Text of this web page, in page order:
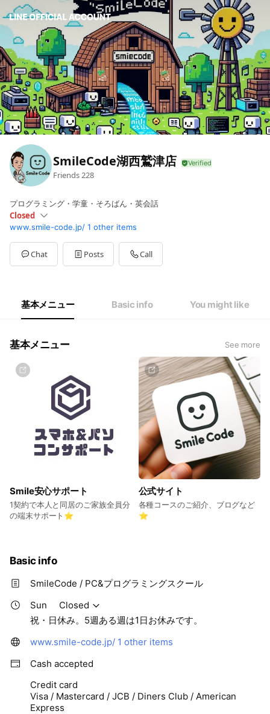
SmileCode湖西鷲津店
Friends228
プログラミング・学童・そろばん・英会話
Closed
SunClosed
Mon10:00 - 18:00
Tue10:00 - 20:00
Wed10:00 - 18:00
10:00 - 18:00
祝・日休み。5週ある週は1日お休みです。
www.smile-code.jp/ 1 other items
Chat Posts Call
基本メニュー Basic info You might like
基本メニュー See more
Smile安心サポート
1契約で本人と同居のご家族全員分
の端末サポート⭐️
公式サイト
各種コースのご紹介、ブログなど
⭐️
Basic info
SmileCode / PC&プログラミングスクール
Sun
Closed
祝・日休み。5週ある週は1日お休みです。
www.smile-code.jp/ 1 other items
Cash accepted
Credit card
Visa / Mastercard / JCB / Diners Club / American
Express